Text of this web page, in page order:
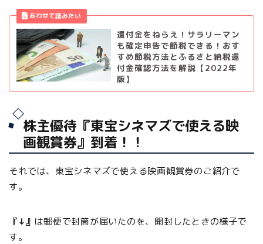
還付金をねらえ！サラリーマン
も確定申告で節税できる！おす
すめ節税方法とふるさと納税還
付金確認方法を解説【2022年
版】
株主優待『東宝シネマズで使える映
画観賞券』到着！！
それでは、東宝シネマズで使える映画観賞券のご紹介で
す。
『↓』 は郵便で封筒が届いたのを、開封したときの様子で
す。